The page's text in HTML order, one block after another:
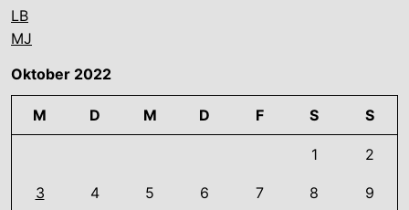
LB
MJ
Oktober 2022
M D M D F S S
1 2
3 4 5 6 7 8 9